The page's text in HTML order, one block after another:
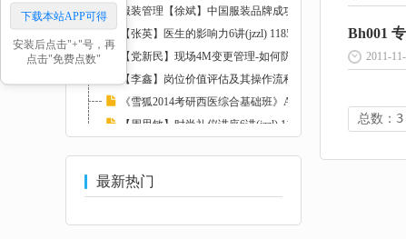
服装管理【徐斌】中国服装品牌成功运作3讲(jz...
【张英】医生的影响力6讲(jzzl) 118585
【党新民】现场4M变更管理-如何防止品质异常的...
【李鑫】岗位价值评估及其操作流程培训RM格式...
《雪狐2014考研西医综合基础班》AVI格式20讲(...
【周思敏】时尚礼仪讲座6讲(jzzl) 117407
最新热门
Bh001
2011-
总数：3
下载本站APP可得
安装后点击"+"号，再
点击"免费点数"